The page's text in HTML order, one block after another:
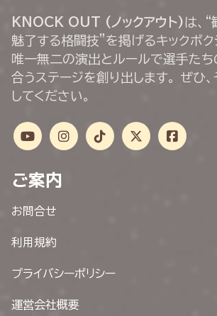
KNOCK OUT (ノックアウト) は、
魅了する格闘技”を掲げるキックボク
唯一無二の演出とルールで選手たち
合うステージを創り出します。 ぜひ
してください。
ご案内
お問合せ
利用規約
プライバシーポリシー
運営会社概要